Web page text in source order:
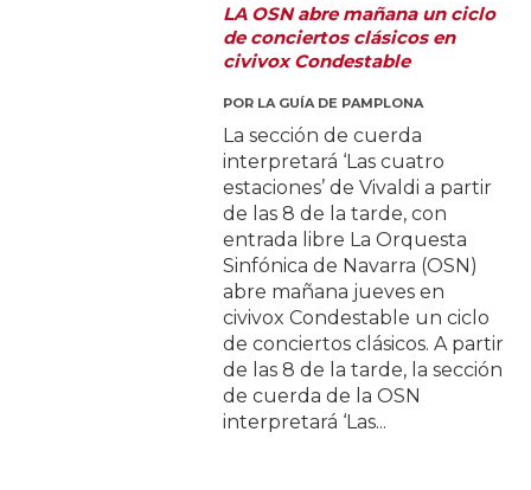
LA OSN abre mañana un ciclo
de conciertos clásicos en
civivox Condestable
POR LA GUÍA DE PAMPLONA
La sección de cuerda
interpretará ‘Las cuatro
estaciones’ de Vivaldi a partir
de las 8 de la tarde, con
entrada libre La Orquesta
Sinfónica de Navarra (OSN)
abre mañana jueves en
civivox Condestable un ciclo
de conciertos clásicos. A partir
de las 8 de la tarde, la sección
de cuerda de la OSN
interpretará ‘Las...